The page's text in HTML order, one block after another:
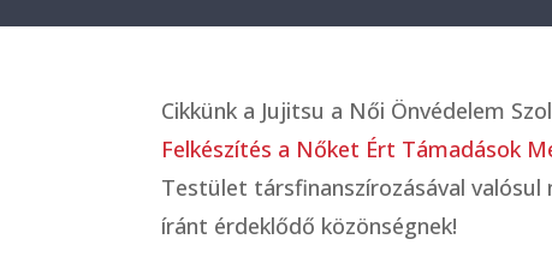
Cikkünk a Jujitsu a Női Önvédelem
Felkészítés a Nőket Ért Támadások
Testület társfinanszírozásával
íránt érdeklődő közönségnek!